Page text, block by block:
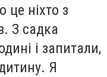
це ніхто з
З садка
і запитали,
Я